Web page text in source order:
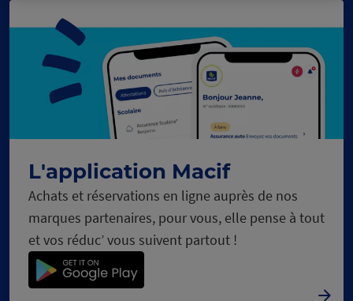
L'application Macif
Achats et réservations en ligne auprès de nos
marques partenaires, pour vous, elle pense à tout
et vos réduc’ vous suivent partout !
C
h
a
r
g
m
e
n
t
e
c
o
u
r s